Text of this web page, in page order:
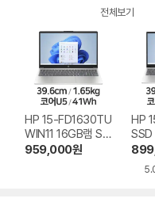
전체보기
HP 15-FD1630TU
WIN11 16GB램 SS
D 256GB
959,000원
HP
SSD